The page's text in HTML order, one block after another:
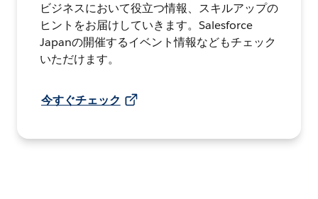
ビジネスにおいて役立つ情報、スキルアップの
ヒントをお届けしていきます。Salesforce
Japanの開催するイベント情報などもチェック
いただけます。
今すぐチェック